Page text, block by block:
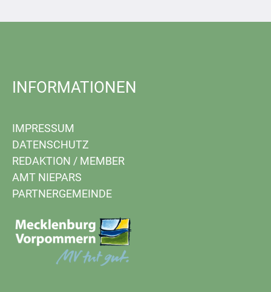
INFORMATIONEN
IMPRESSUM
DATENSCHUTZ
REDAKTION / MEMBER
AMT NIEPARS
PARTNERGEMEINDE